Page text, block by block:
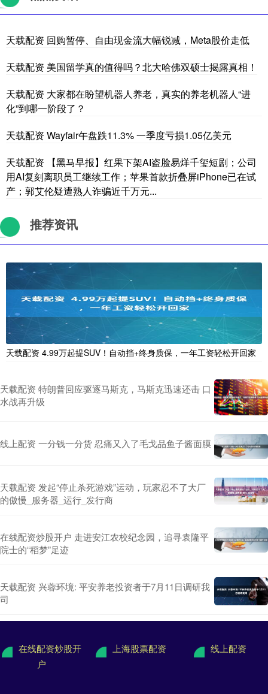
天载配资 回购暂停、自由现金流大幅锐减，Meta股价走低
天载配资 美国留学真的值得吗？北大哈佛双硕士揭露真相！
天载配资 大家都在盼望机器人养老，真实的养老机器人“进
化”到哪一阶段了？
天载配资 Wayfair午盘跌11.3% 一季度亏损1.05亿美元
天载配资 【黑马早报】红果下架AI盗脸易烊千玺短剧；公司
用AI复刻离职员工继续工作；苹果首款折叠屏iPhone已在试
产；郭艾伦疑遭熟人诈骗近千万元...
推荐资讯
天载配资 4.99万起提SUV！自动挡+终身质保，一年工资轻松开回家
天载配资 特朗普回应驱逐马斯克，马斯克迅速还击 口
水战再升级
线上配资 一分钱一分货 忍痛又入了毛戈品鱼子酱面膜
天载配资 发起“停止杀死游戏”运动，玩家忍不了大厂
的傲慢_服务器_运行_发行商
在线配资炒股开户 走进安江农校纪念园，追寻袁隆平
院士的“稻梦”足迹
天载配资 兴蓉环境: 平安养老投资者于7月11日调研我
司
在线配资炒股开
户
上海股票配资 线上配资